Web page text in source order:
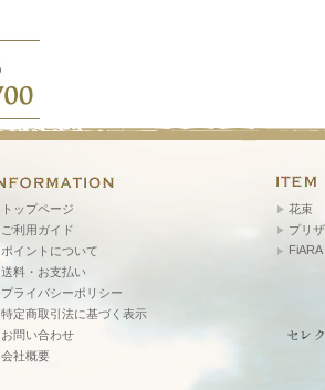
トップページ
ご利用ガイド
ポイントについて
送料・お支払い
プライバシーポリシー
特定商取引法に基づく表示
お問い合わせ
会社概要
花束
プリ
FiARA